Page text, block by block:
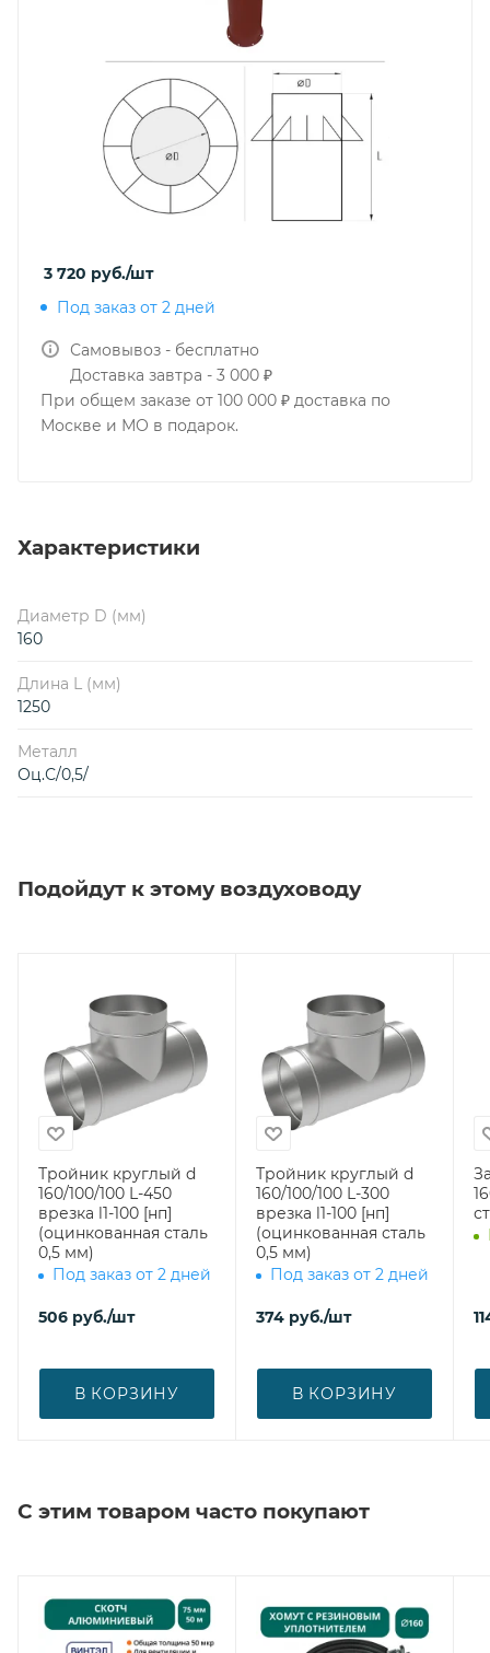
3 720 руб./шт
Под заказ от 2 дней
Самовывоз - бесплатно
Доставка завтра - 3 000 ₽
При общем заказе от 100 000 ₽ доставка по
Москве и МО в подарок.
Характеристики
Диаметр D (мм)
160
Длина L (мм)
1250
Металл
Оц.С/0,5/
Подойдут к этому воздуховоду
Тройник круглый d
160/100/100 L-450
врезка l1-100 [нп]
(оцинкованная сталь
0,5 мм)
Под заказ от 2 дней
506 руб./шт
В КОРЗИНУ
Тройник круглый d
160/100/100 L-300
врезка l1-100 [нп]
(оцинкованная сталь
0,5 мм)
Под заказ от 2 дней
374 руб./шт
В КОРЗИНУ
160
С этим товаром часто покупают